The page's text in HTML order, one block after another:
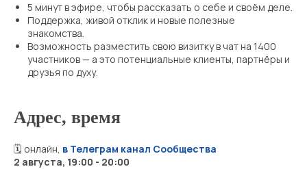
5 минут в эфире, чтобы рассказать о себе и своём деле.
Поддержка, живой отклик и новые полезные
знакомства.
Возможность разместить свою визитку в чат на 1400
участников — а это потенциальные клиенты, партнёры и
друзья по духу.
Адрес, время
🗓 онлайн, в Телеграм канал Сообщества
2 августа, 19:00 - 20:00